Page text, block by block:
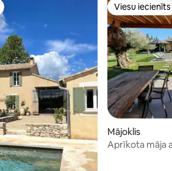
skaits: 164
mājoklis Viesu iecienīts
Viesu iecienīts
Mājoklis